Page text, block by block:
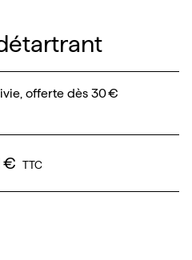
offerte dès 30 €
€ TTC